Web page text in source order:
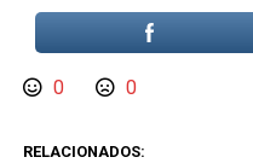
0 0
RELACIONADOS: